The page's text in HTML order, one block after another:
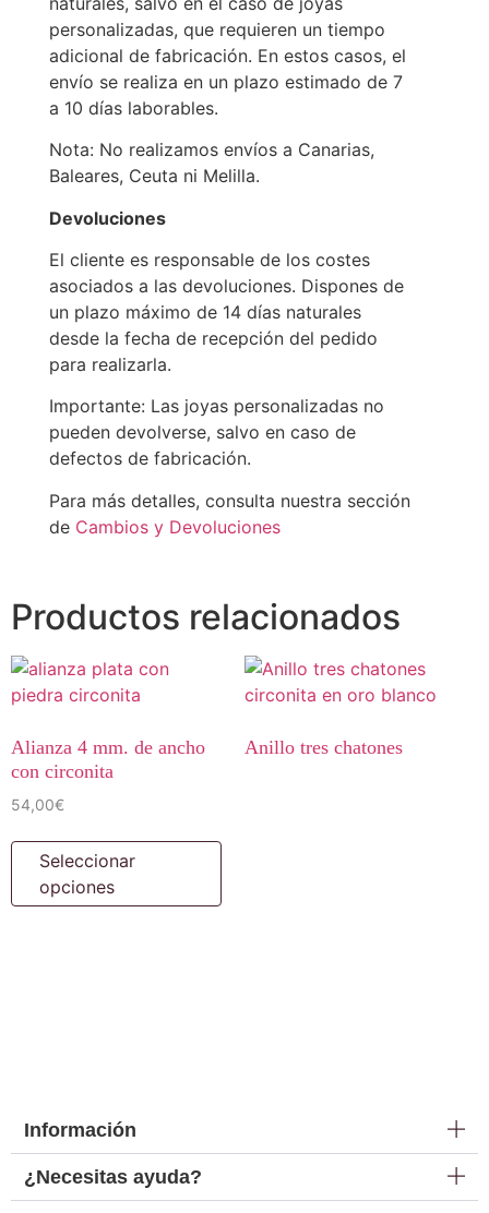
personalizadas, que requieren un tiempo
adicional de fabricación. En estos casos, el
envío se realiza en un plazo estimado de 7
a 10 días laborables.
Nota: No realizamos envíos a Canarias,
Baleares, Ceuta ni Melilla.
Devoluciones
El cliente es responsable de los costes
asociados a las devoluciones. Dispones de
un plazo máximo de 14 días naturales
desde la fecha de recepción del pedido
para realizarla.
Importante: Las joyas personalizadas no
pueden devolverse, salvo en caso de
defectos de fabricación.
Para más detalles, consulta nuestra sección
de Cambios y Devoluciones
Productos relacionados
Alianza 4 mm. de ancho
con circonita
54,00€
Seleccionar
opciones
Anillo tres chatones
Información
¿Necesitas ayuda?